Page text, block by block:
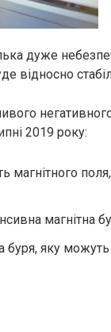
дуже
відносно
2019 року:
магнітного
магнітна
яку можуть